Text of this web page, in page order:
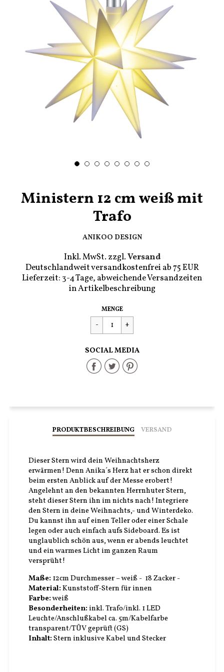
Ministern 12 cm weiß mit
Trafo
ANIKOO DESIGN
Inkl. MwSt. zzgl.Versand
Deutschlandweit versandkostenfrei ab 75 EUR
Lieferzeit: 3-4 Tage, abweichende Versandzeiten
in Artikelbeschreibung
Regulärer
Preis
€26,90
MENGE
SOCIAL MEDIA
Share
Facebook
Share
Twitter
Share
Pinterest
PRODUKTBESCHREIBUNG VERSAND
Dieser Stern wird dein Weihnachtsherz
erwärmen! Denn Anika´s Herz hat er schon direkt
beim ersten Anblick auf der Messe erobert!
Angelehnt an den bekannten Herrnhuter Stern,
steht dieser Stern ihn im nichts nach! Integriere
den Stern in deine Weihnachts,- und Winterdeko.
Du kannst ihn auf einen Teller oder einer Schale
legen oder auch einfach aufs Sideboard. Es ist
unglaublich schön aus, wenn er abends leuchtet
und ein warmes Licht im ganzen Raum
versprüht!
Maße: 12cm Durchmesser – weiß - 18 Zacker -
Material: Kunststoff-Stern für innen
Farbe:weiß
Besonderheiten: inkl. Trafo/inkl. 1 LED
Leuchte/Anschlußkabel ca. 5m/Kabelfarbe
transparent/TÜV geprüft (GS)
Inhalt: Stern inklusive Kabel und Stecker